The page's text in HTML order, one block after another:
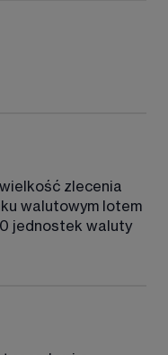
zlecenia
walutowym lotem
jednostek waluty